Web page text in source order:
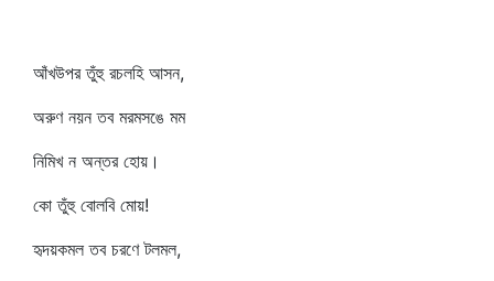
আঁখউপর তুঁহু রচলহি আসন,
অরুণ নয়ন তব মরমসঙে মম
নিমিখ ন অন্তর হোয়।
কো তুঁহু বোলবি মোয়!
হৃদয়কমল তব চরণে টলমল,